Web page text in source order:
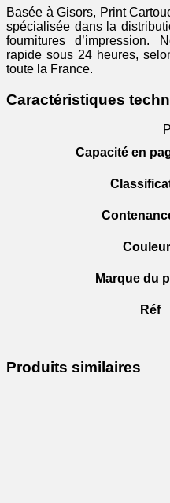
Basée à Gisors, Print
spécialisée dans la
fournitures d’impression.
rapide sous 24 heures,
toute la France.
Caractéristiques
Capacité en
Marque du
Réf
Produits similaires